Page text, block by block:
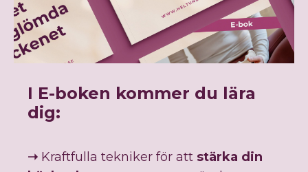
I E-boken kommer du lära
dig:
➝ Kraftfulla tekniker för att stärka din